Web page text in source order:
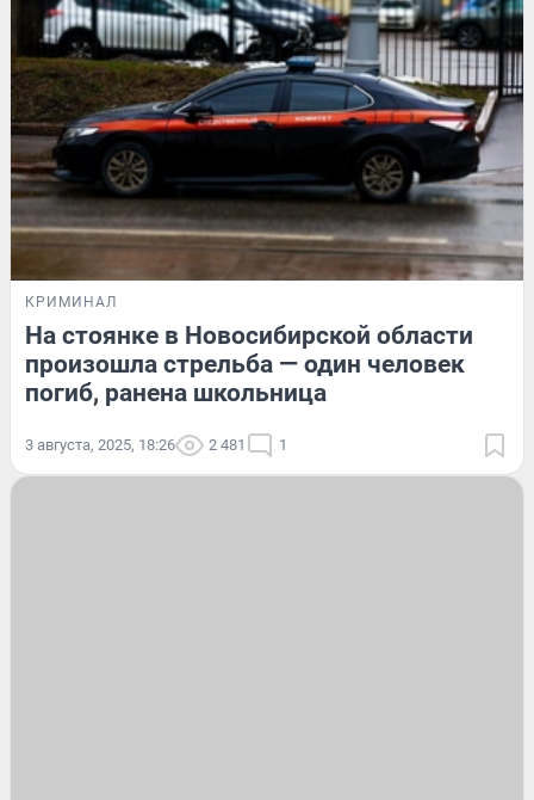
КРИМИНАЛ
На стоянке в Новосибирской области
произошла стрельба — один человек
погиб, ранена школьница
3 августа, 2025, 18:26 2 481 1